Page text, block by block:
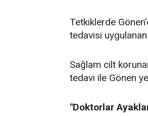
Tetkiklerde
tedavisi
Sağlam cilt
tedavi ile Gönen
"Doktorlar